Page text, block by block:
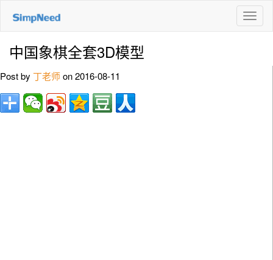
切
换
中国象棋全套3D模型
Post by 丁老师on 2016-08-11